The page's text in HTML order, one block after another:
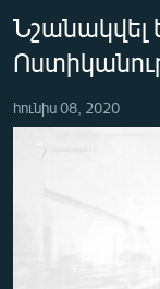
մենյուին
Որոնում
ԻՐԱՎՈՒՆՔ
ՏՆՏԵՍՈՒԹՅՈՒՆ
հունիս 08, 2020
No